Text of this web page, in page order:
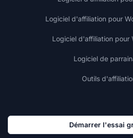
Logiciel d'affiliation pour
Logiciel d'affiliation pour
Logiciel de
Outils
Démarrer l'essai